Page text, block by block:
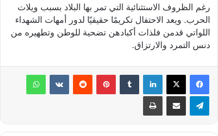
رغم الظروف الاستثنائية التي تمر بها البلاد بسبب ويلات
الحرب. ويعد الاحتفال تكريمًا حقيقيًا لدور أمهات الشهداء
اللواتي قدمن فلذات أكبادهن تضحية للوطن وتطهيره من
دنس التمرد والارتزاق.
لينكدإن بينتيريست